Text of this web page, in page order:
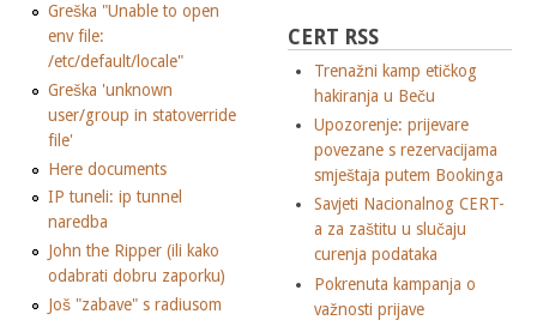
Greška "Unable to open
env file:
/etc/default/locale"
Greška 'unknown
user/group in statoverride
file'
Here documents
IP tuneli: ip tunnel
naredba
John the Ripper (ili kako
odabrati dobru zaporku)
Još "zabave" s radiusom
CERT RSS
Trenažni kamp etičkog
hakiranja u Beču
Upozorenje: prijevare
povezane s rezervacijama
smještaja putem Bookinga
Savjeti Nacionalnog CERT-
a za zaštitu u slučaju
curenja podataka
Pokrenuta kampanja o
važnosti prijave